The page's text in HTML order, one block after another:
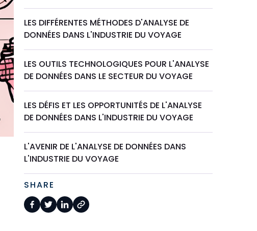
LES DIFFÉRENTES MÉTHODES D'ANALYSE DE
DONNÉES DANS L'INDUSTRIE DU VOYAGE
LES OUTILS TECHNOLOGIQUES POUR L'ANALYSE
DE DONNÉES DANS LE SECTEUR DU VOYAGE
LES DÉFIS ET LES OPPORTUNITÉS DE L'ANALYSE
DE DONNÉES DANS L'INDUSTRIE DU VOYAGE
L'AVENIR DE L'ANALYSE DE DONNÉES DANS
L'INDUSTRIE DU VOYAGE
SHARE